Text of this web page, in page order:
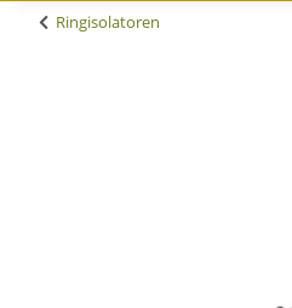
Ringisolatoren